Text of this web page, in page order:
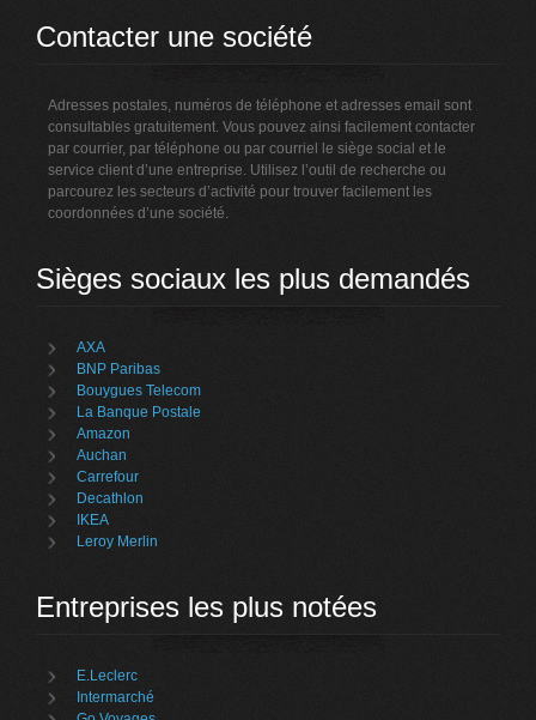
Contacter une société
Adresses postales, numéros de téléphone et adresses email sont
consultables gratuitement. Vous pouvez ainsi facilement contacter
par courrier, par téléphone ou par courriel le siège social et le
service client d’une entreprise. Utilisez l’outil de recherche ou
parcourez les secteurs d’activité pour trouver facilement les
coordonnées d’une société.
Sièges sociaux les plus demandés
AXA
BNP Paribas
Bouygues Telecom
La Banque Postale
Amazon
Auchan
Carrefour
Decathlon
IKEA
Leroy Merlin
Entreprises les plus notées
E.Leclerc
Intermarché